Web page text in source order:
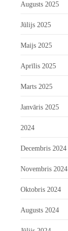
Augusts 2025
Jūlijs 2025
Maijs 2025
Aprīlis 2025
Marts 2025
Janvāris 2025
2024
Decembris 2024
Novembris 2024
Oktobris 2024
Augusts 2024